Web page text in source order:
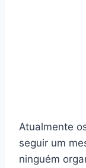
Atualmente
seguir um
ninguém